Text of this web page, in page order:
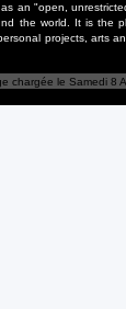
an "open,
the world. It is the
projects, arts
chargée le Samedi 8